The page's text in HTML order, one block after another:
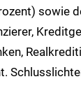
sowie